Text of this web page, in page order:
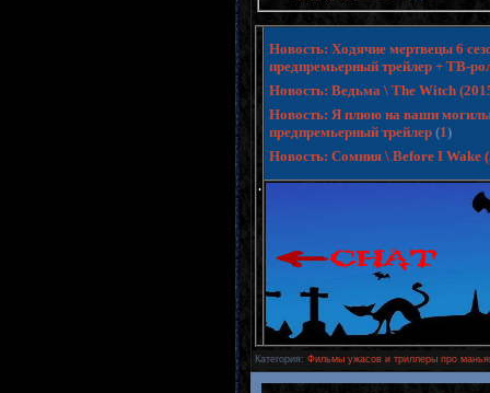
.
Новость: Ходячие мертвецы 6
предпремьерный трейлер + ТВ-
Новость: Ведьма \ The Witch
Новость: Я плюю на ваши
предпремьерный трейлер (1)
Новость: Сомния \ Before I Wake
Категория: Фильмы ужасов и триллеры про